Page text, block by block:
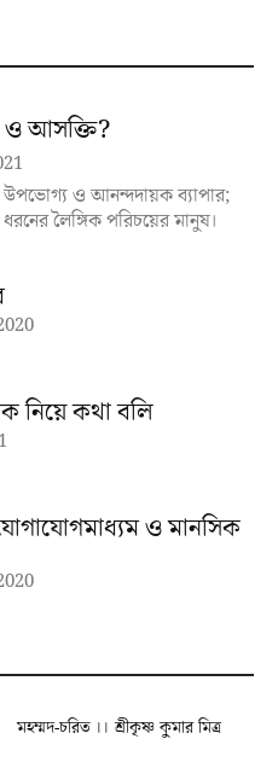
ও আসক্তি?
উপভোগ্য ও আনন্দদায়ক ব্যাপার;
লৈঙ্গিক পরিচয়ের মানুষ।
নিয়ে কথা বলি
ও মানসিক
মহম্মদ-চরিত ।। শ্রীকৃষ্ণ কুমার মিত্র